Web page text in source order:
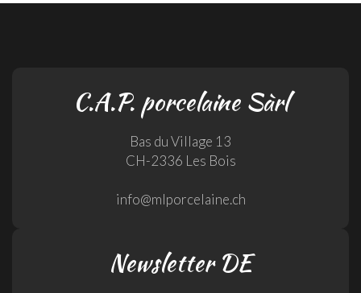
C.A.P. porcelaine Sàrl
Bas du Village 13
CH-2336 Les Bois
info@mlporcelaine.ch
Newsletter DE